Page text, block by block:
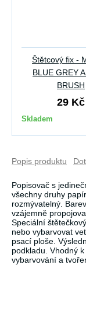
Štětcový fix -
BLUE GREY
BRUSH
29 Kč
Skladem
Popis produktu
Popisovač s
všechny druhy
rozmývatelný.
vzájemně
Speciální
nebo vybarvovat
psací ploše.
podkladu. Vhodný
vybarvování a